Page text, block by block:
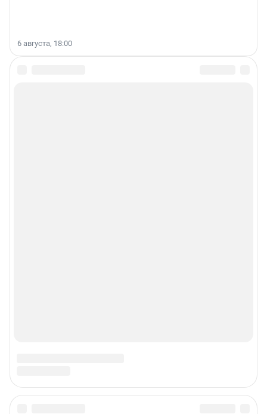
6 августа, 18:00